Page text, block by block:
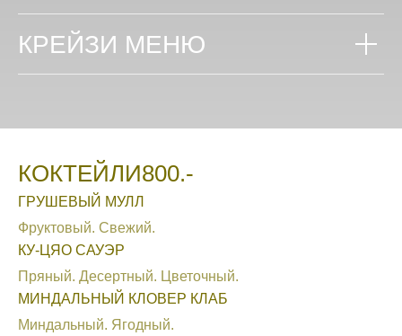
КРЕЙЗИ МЕНЮ
КОКТЕЙЛИ800.-
Фруктовый. Свежий.
ГРУШЕВЫЙ МУЛЛ
Пряный. Десертный. Цветочный.
КУ-ЦЯО САУЭР
Миндальный. Ягодный.
МИНДАЛЬНЫЙ КЛОВЕР КЛАБ